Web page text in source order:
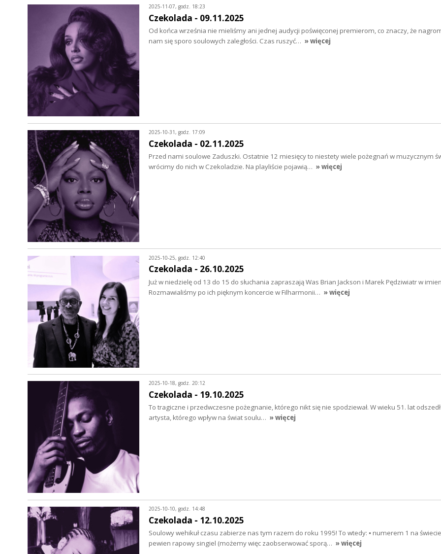
2025-11-07, godz. 18:23
Czekolada - 09.11.2025
Od końca września nie mieliśmy ani jednej audycji poświęconej premierom, co znaczy, że
nam się sporo soulowych zaległości. Czas ruszyć… » więcej
2025-10-31, godz. 17:09
Czekolada - 02.11.2025
Przed nami soulowe Zaduszki. Ostatnie 12 miesięcy to niestety wiele pożegnań w muzycznym
wrócimy do nich w Czekoladzie. Na playliście pojawią… » więcej
2025-10-25, godz. 12:40
Czekolada - 26.10.2025
Już w niedzielę od 13 do 15 do słuchania zapraszają Was Brian Jackson i Marek Pędziwiatr w
Rozmawialiśmy po ich pięknym koncercie w Filharmonii… » więcej
2025-10-18, godz. 20:12
Czekolada - 19.10.2025
To tragiczne i przedwczesne pożegnanie, którego nikt się nie spodziewał. W wieku 51. lat
artysta, którego wpływ na świat soulu… » więcej
2025-10-10, godz. 14:48
Czekolada - 12.10.2025
Soulowy wehikuł czasu zabierze nas tym razem do roku 1995! To wtedy: ⦁ numerem 1 na świecie
pewien rapowy singiel (możemy więc zaobserwować sporą… » więcej